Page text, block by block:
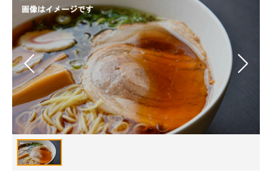
メディア
注目記事を集めた総合ページ
ITの今と未来を見通す
スマホと通信の最新トレンド
進化するPCとデバイスの未来
好きが集まる 比べて選べる
ビジネスと働き方のヒント